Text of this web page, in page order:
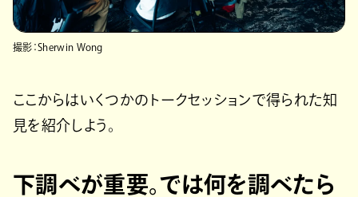
撮影：Sherwin Wong
ここからはいくつかのトークセッションで得られた知
見を紹介しよう。
下調べが重要。では何を調べたら